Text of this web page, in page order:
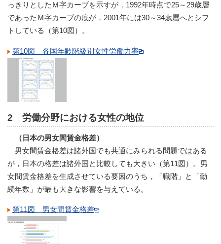
っきりとしたＭ字カーブを示すが，1992年時点で25～29歳層
であったＭ字カーブの底が，2001年には30～34歳層へとシフ
トしている（第10図）。
第10図 各国年齢階級別女性労働力率
2 労働分野における女性の地位
（日本の男女間賃金格差）
男女間賃金格差は諸外国でも共通にみられる問題ではある
が，日本の格差は諸外国と比較しても大きい（第11図）。男
女間賃金格差を生成させている要因のうち，「職階」と「勤
続年数」が最も大きな影響を与えている。
第11図 男女間賃金格差